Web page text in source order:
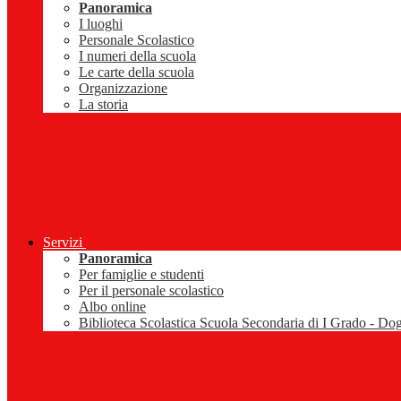
Panoramica
I luoghi
Personale Scolastico
I numeri della scuola
Le carte della scuola
Organizzazione
La storia
Servizi
Panoramica
Per famiglie e studenti
Per il personale scolastico
Albo online
Biblioteca Scolastica Scuola Secondaria di I Grado -